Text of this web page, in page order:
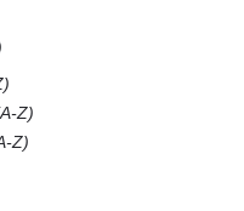
Z)
Z)